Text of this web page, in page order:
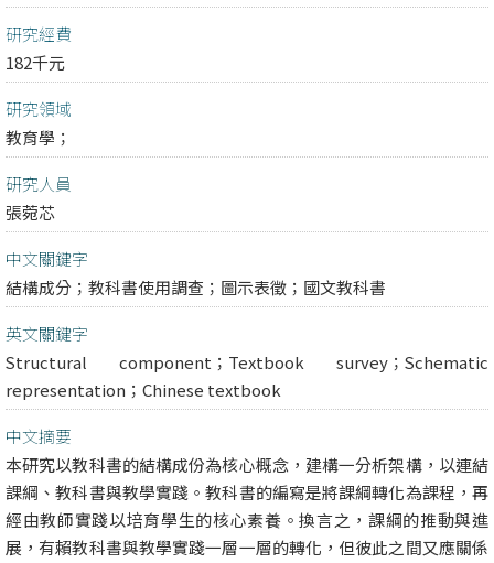
研究經費
182千元
研究領域
教育學；
研究人員
張菀芯
中文關鍵字
結構成分；教科書使用調查；圖示表徵；國文教科書
英文關鍵字
Structural component；Textbook survey；Schematic
representation；Chinese textbook
中文摘要
本研究以教科書的結構成份為核心概念，建構一分析架構，以連結
課綱、教科書與教學實踐。教科書的編寫是將課綱轉化為課程，再
經由教師實踐以培育學生的核心素養。換言之，課綱的推動與進
展，有賴教科書與教學實踐一層一層的轉化，但彼此之間又應關係